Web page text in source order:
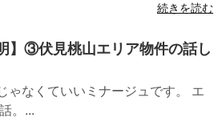
続きを読む
】③伏見桃山エリア物件の話し
ゃなくていいミナージュです。 エ
。...